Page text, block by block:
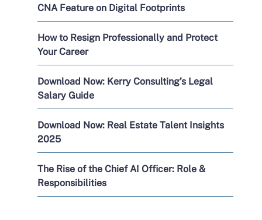
CNA Feature on Digital Footprints
How to Resign Professionally and Protect
Your Career
Download Now: Kerry Consulting’s Legal
Salary Guide
Download Now: Real Estate Talent Insights
2025
The Rise of the Chief AI Officer: Role &
Responsibilities